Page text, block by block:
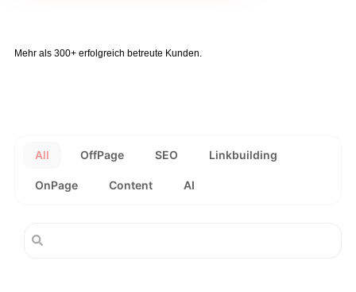
Mehr als 300+ erfolgreich betreute Kunden.
All OffPage SEO Linkbuilding
OnPage Content AI